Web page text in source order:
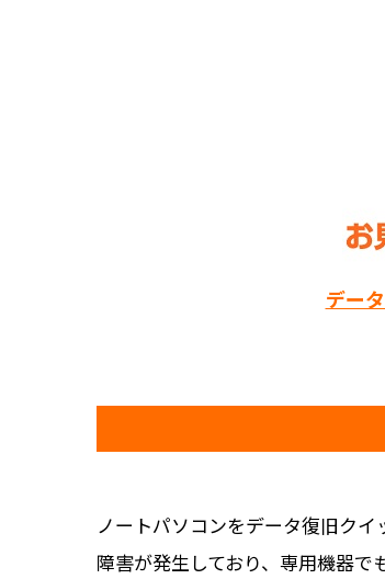
デー
ノートパソコンをデータ復旧ク
障害が発生しており、専用機器